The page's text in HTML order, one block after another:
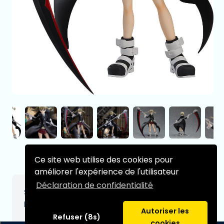
Ce site web utilise des cookies pour
améliorer l'expérience de l'utilisateur
Déclaration de confidentialité
Refuser (8s)
Autoriser les
Soul Eater statuette PVC Pop Up Parade
Maka Albarn 18 cm